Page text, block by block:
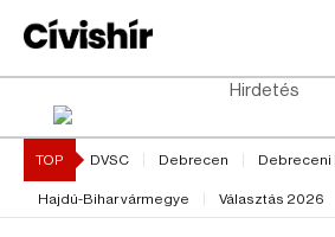
Hirdetés
TOP DVSC Debrecen Debreceni
Hajdú-Bihar vármegye Választás 2026